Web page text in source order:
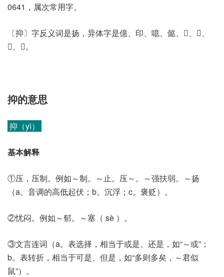
0641，属次常用字。
〔抑〕字反义词是扬，异体字是億、印、噫、懿、𠨔、𢑏、
𢫽、𢬃。
抑的意思
抑（yì）
基本解释
①压，压制。例如～制。～止。压～。～强扶弱。～扬
（a。音调的高低起伏；b。沉浮；c。褒贬）。
②忧闷。例如～郁。～塞（ sè ）。
③文言连词（a。表选择，相当于或是、还是，如“～或”；
b。表转折，相当于可是、但是，如“多则多矣，～君似
鼠”）。